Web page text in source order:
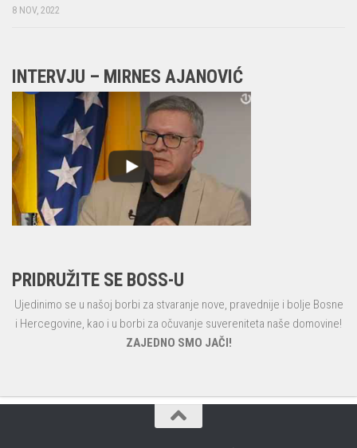
8 NOV, 2022
INTERVJU – MIRNES AJANOVIĆ
PRIDRUŽITE SE BOSS-U
Ujedinimo se u našoj borbi za stvaranje nove, pravednije i bolje Bosne
i Hercegovine, kao i u borbi za očuvanje suvereniteta naše domovine!
ZAJEDNO SMO JAČI!